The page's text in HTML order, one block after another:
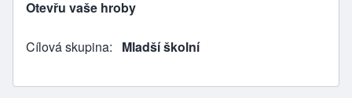
Otevřu vaše hroby
Cílová skupina Mladší školní